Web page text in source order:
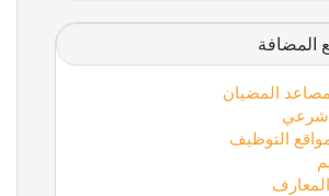
المضافة
المضيان
شرعي
التوظيف